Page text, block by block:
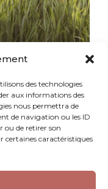
des technologies
aux informations des
nous permettra de
de navigation ou les ID
ou de retirer son
caractéristiques